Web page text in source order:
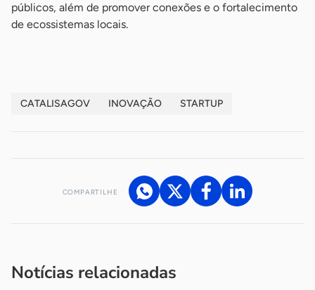
públicos, além de promover conexões e o fortalecimento
de ecossistemas locais.
CATALISAGOV INOVAÇÃO STARTUP
COMPARTILHE
Notícias relacionadas